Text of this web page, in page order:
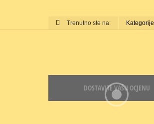
Trenutno ste na: Kategorije
DOSTAVITE VAŠU OCJENU